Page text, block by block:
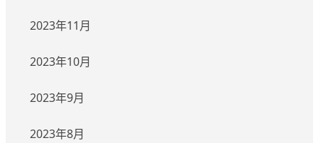
2023年11月
2023年10月
2023年9月
2023年8月